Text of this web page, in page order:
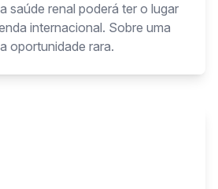
saúde renal poderá ter o lugar
internacional. Sobre uma
oportunidade rara.